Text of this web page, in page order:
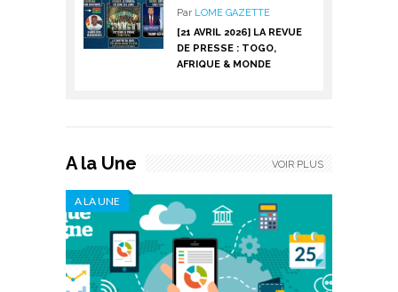
Par LOME GAZETTE
[21 AVRIL 2026] LA REVUE
DE PRESSE : TOGO,
AFRIQUE & MONDE
A la Une
A LA UNE
VOIR PLUS